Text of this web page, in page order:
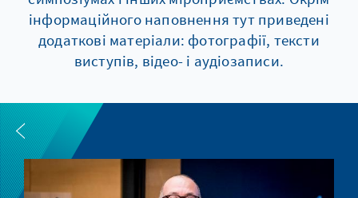
інформаційного наповнення тут приведені
додаткові матеріали: фотографії, тексти
виступів, відео- і аудіозаписи.